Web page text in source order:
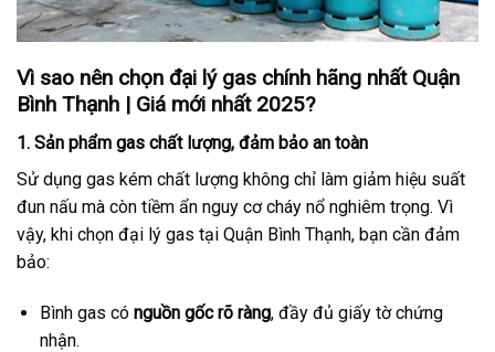
Vì sao nên chọn đại lý gas chính hãng nhất Quận
Bình Thạnh | Giá mới nhất 2025?
1. Sản phẩm gas chất lượng, đảm bảo an toàn
Sử dụng gas kém chất lượng không chỉ làm giảm hiệu suất
đun nấu mà còn tiềm ẩn nguy cơ cháy nổ nghiêm trọng. Vì
vậy, khi chọn đại lý gas tại Quận Bình Thạnh, bạn cần đảm
bảo:
Bình gas có nguồn gốc rõ ràng, đầy đủ giấy tờ chứng
nhận.